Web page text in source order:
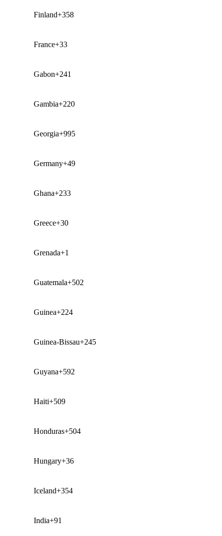
Finland+358
France+33
Gabon+241
Gambia+220
Georgia+995
Germany+49
Ghana+233
Greece+30
Grenada+1
Guatemala+502
Guinea+224
Guinea-Bissau+245
Guyana+592
Haiti+509
Honduras+504
Hungary+36
Iceland+354
India+91